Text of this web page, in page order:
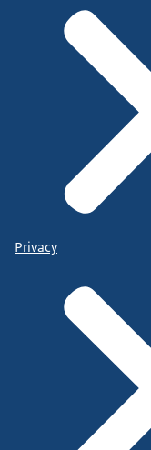
Privacy